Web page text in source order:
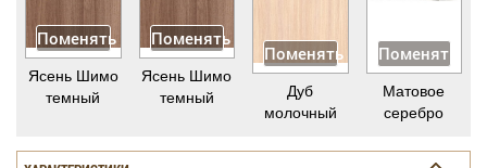
Поменять
Ясень Шимо
темный
Поменять
Ясень Шимо
темный
Поменять
Дуб
молочный
Поменять
Матовое
серебро